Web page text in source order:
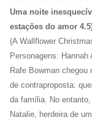
Uma noite
estações do amor
(A Wallflower
Personagens:
Rafe Bowman chegou
de contraproposta:
da família. No
Natalie, herdeira de